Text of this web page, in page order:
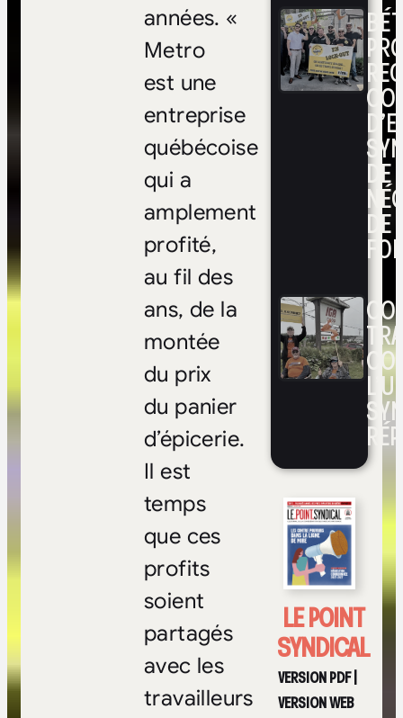
DE
DE
FOI
LE POINT
SYNDICAL
VERSION PDF|
VERSION WEB
années. «
Metro
est une
entreprise
québécoise
qui a
amplement
profité,
au fil des
ans, de la
montée
du prix
du panier
d’épicerie.
Il est
temps
que ces
profits
soient
partagés
avec les
travailleurs